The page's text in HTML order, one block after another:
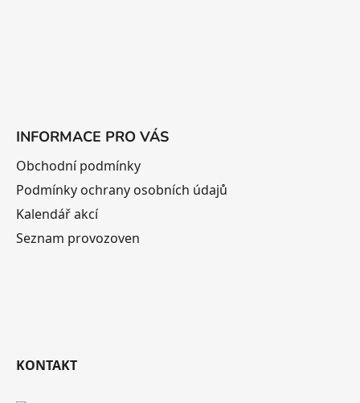
INFORMACE PRO VÁS
Obchodní podmínky
Podmínky ochrany osobních údajů
Kalendář akcí
Seznam provozoven
KONTAKT